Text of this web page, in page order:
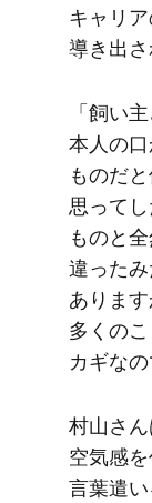
キャリ
導き出さ
「飼い​
本人の​
ものだ
思って​
ものと​
違った
ありま
多くの​
カギな
村山さ
空気感
言葉遣